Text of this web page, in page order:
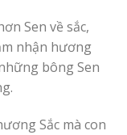
Sen về sắc,
nhận hương
bông Sen
Sắc mà con